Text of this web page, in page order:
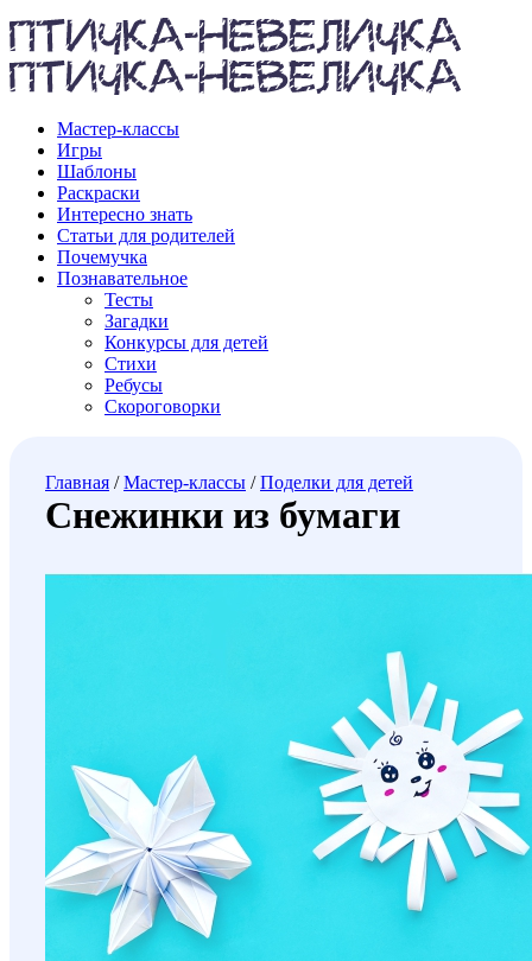
Мастер-классы
Игры
Шаблоны
Раскраски
Интересно знать
Статьи для родителей
Почемучка
Познавательное
Тесты
Загадки
Конкурсы для детей
Стихи
Ребусы
Скороговорки
Главная /Мастер-классы /Поделки для детей
Снежинки из бумаги